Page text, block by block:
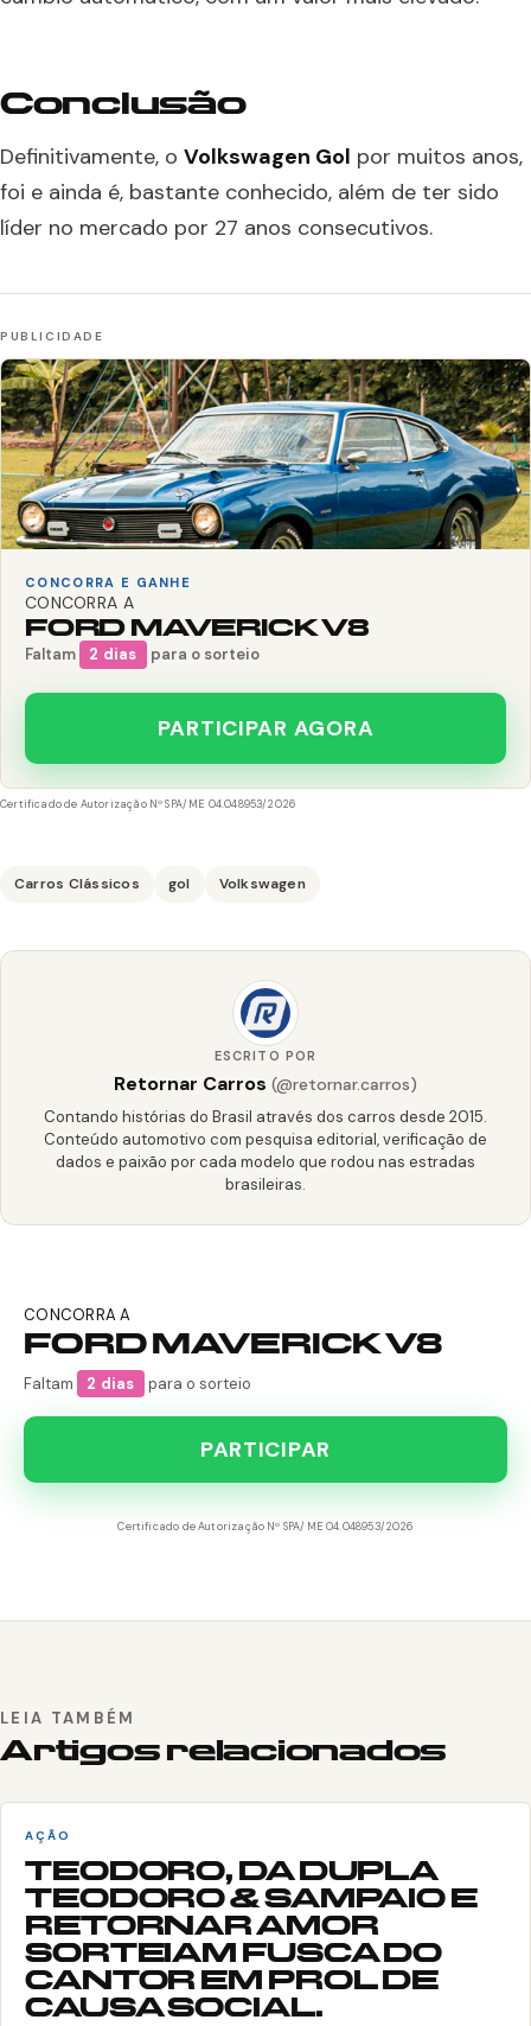
Conclusão
Definitivamente, o Volkswagen Gol por muitos anos,
foi e ainda é, bastante conhecido, além de ter sido
líder no mercado por 27 anos consecutivos.
CONCORRA E GANHE
CONCORRA A
FORD MAVERICK V8
Faltam 2 dias para o sorteio
PARTICIPAR AGORA
Certificado de Autorização Nº SPA/ME 04.048953/2026
Carros Clássicos gol Volkswagen
ESCRITO POR
Retornar Carros (@retornar.carros)
Contando histórias do Brasil através dos carros desde 2015.
Conteúdo automotivo com pesquisa editorial, verificação de
dados e paixão por cada modelo que rodou nas estradas
brasileiras.
CONCORRA A
FORD MAVERICK V8
Faltam 2 dias para o sorteio
PARTICIPAR
Certificado de Autorização Nº SPA/ME 04.048953/2026
LEIA TAMBÉM
Artigos relacionados
AÇÃO
TEODORO, DA DUPLA
TEODORO & SAMPAIO E
RETORNAR AMOR
SORTEIAM FUSCA DO
CANTOR EM PROL DE
CAUSA SOCIAL.